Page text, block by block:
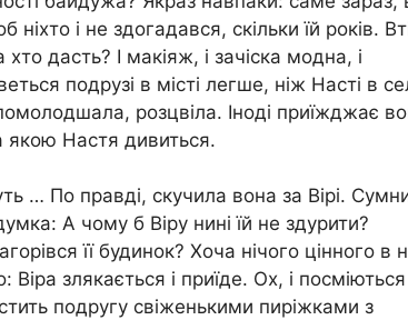
і не здогадався, скільки їй років.
хто дасть? І макіяж, і зачіска модна, і
подрузі в місті легше, ніж Насті в
розцвіла. Іноді приїжджає
якою Настя дивиться.
… По правді, скучила вона за Вірі.
А чому б Віру нині їй не здурити?
її будинок? Хоча нічого цінного в
злякається і приїде. Ох, і
подругу свіженькими пиріжками з